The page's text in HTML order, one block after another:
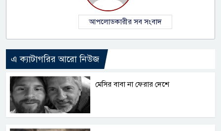
আপলোডকারীর সব সংবাদ
এ ক্যাটাগরির আরো নিউজ
মেসির বাবা না ফেরার দেশে